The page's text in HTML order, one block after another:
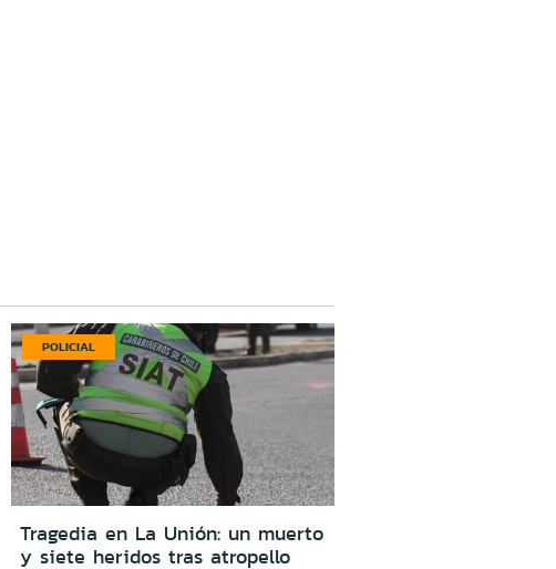
POLICIAL
Tragedia en La Unión: un muerto
y siete heridos tras atropello